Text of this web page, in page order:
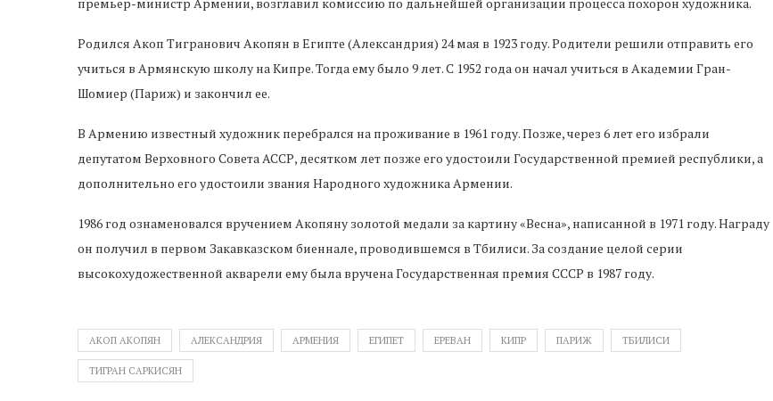
учиться в Армянскую школу на Кипре. Тогда ему было 9 лет. С 1952 года он начал учиться в Академии Гран-
Шомиер (Париж) и закончил ее.
депутатом Верховного Совета АССР, десятком лет позже его удостоили Государственной премией республики, а
дополнительно его удостоили звания Народного художника Армении.
он получил в первом Закавказском биеннале, проводившемся в Тбилиси. За создание целой серии
высокохудожественной акварели ему была вручена Государственная премия СССР в 1987 году.
АКОП АКОПЯН АЛЕКСАНДРИЯ АРМЕНИЯ ЕГИПЕТ ЕРЕВАН КИПР ПАРИЖ ТБИЛИСИ
ТИГРАН САРКИСЯН